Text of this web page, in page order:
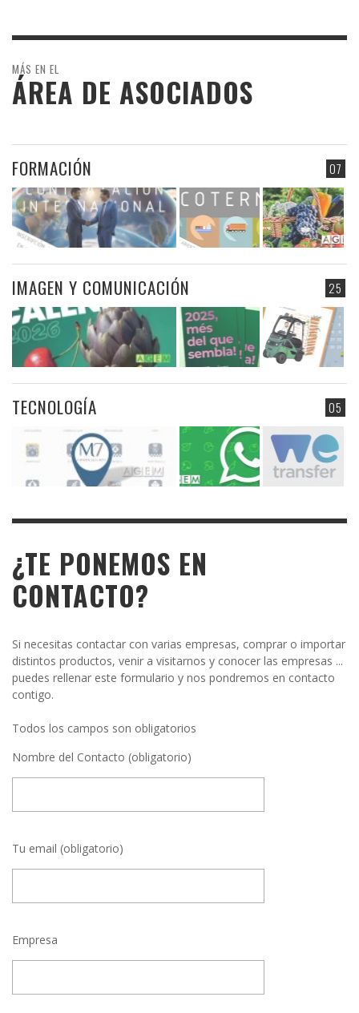
MÁS EN EL
ÁREA DE ASOCIADOS
07
FORMACIÓN
25
IMAGEN Y COMUNICACIÓN
05
TECNOLOGÍA
¿TE PONEMOS EN
CONTACTO?
Si necesitas contactar con varias empresas, comprar o importar
distintos productos, venir a visitarnos y conocer las empresas ...
puedes rellenar este formulario y nos pondremos en contacto
contigo.
Todos los campos son obligatorios
Nombre del Contacto (obligatorio)
Tu email (obligatorio)
Empresa